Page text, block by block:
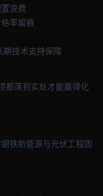
浪费
率留痕
期技术支持保障
都落到实处才能赢得化
铁新能源与光伏工程团